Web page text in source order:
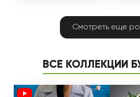
Смотреть еще
ВСЕ КОЛЛЕКЦИИ